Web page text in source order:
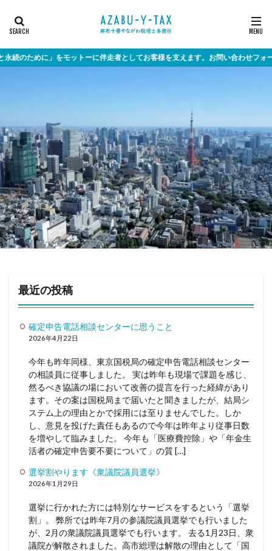
ために」をモットーに伴走者としてお客様を支えます。お問い合わせフォームは
最近の投稿
確定申告電話相談センターに思うこと
2026年4月22日
今年も昨年同様、東京国税局の確定申告電話相談センター
の相談員に従事しました。 実は昨年も現場で課題を感じ、
然るべき協議の場において改善の提言を行った経緯があり
ます。その案は国税局まで届いたと聞きましたが、結局シ
ステム上の理由とかで採用には至りませんでした。しか
し、意見を投げた責任もあるので今年は昨年より従事日数
を増やして臨みました。 今年も「医療費控除」や「年金生
活者の確定申告要不要について」の質 […]
選挙割やります《衆議院議員選挙》
2026年1月29日
選挙に行かれた方には特別なサービスをするという「選挙
割」。 弊所では昨年7月の参議院議員選挙でも行いました
が、2月の衆議院議員選挙でも行います。 去る1月23日、衆
議院が解散されました。高市総理は解散の理由として「国